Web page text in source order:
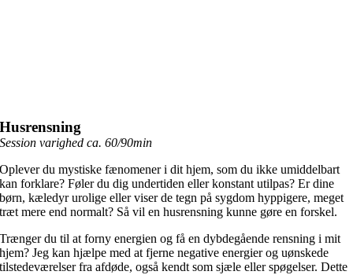
Husrensning
Session varighed ca. 60/90min
Oplever du mystiske fænomener i dit hjem, som du ikke umiddelbart
kan forklare? Føler du dig undertiden eller konstant utilpas? Er dine
børn, kæledyr urolige eller viser de tegn på sygdom hyppigere, meget
træt mere end normalt? Så vil en husrensning kunne gøre en forskel.
Trænger du til at forny energien og få en dybdegående rensning i mit
hjem? Jeg kan hjælpe med at fjerne negative energier og uønskede
tilstedeværelser fra afdøde, også kendt som sjæle eller spøgelser. Dette